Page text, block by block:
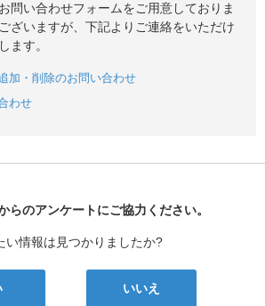
問い合わせフォームをご用意しておりま
ざいますが、下記よりご連絡をいただけ
ます。
加・削除のお問い合わせ
わせ
院なび
らのアンケートにご協力ください。
い情報は見つかりましたか?
いいえ